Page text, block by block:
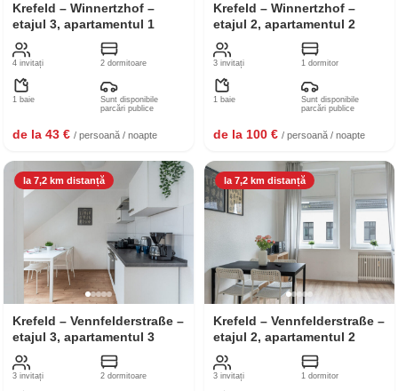
Krefeld – Winnertzhof –
etajul 3, apartamentul 1
4 invitați 2 dormitoare
1 baie
Sunt disponibile
parcări publice
de la 43 € / persoană / noapte
Krefeld – Winnertzhof –
etajul 2, apartamentul 2
3 invitați 1 dormitor
1 baie
Sunt disponibile
parcări publice
de la 100 € / persoană / noapte
la 7,2 km distanță
Krefeld – Vennfelderstraße –
etajul 3, apartamentul 3
3 invitați 2 dormitoare
la 7,2 km distanță
Krefeld – Vennfelderstraße –
etajul 2, apartamentul 2
3 invitați 1 dormitor